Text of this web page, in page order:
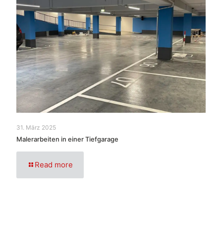
31. März 2025
Malerarbeiten in einer Tiefgarage
Read more